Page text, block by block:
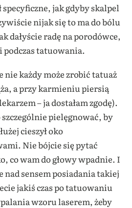
jak gdyby skalpel
nijak się to ma do bólu
dałyście radę na porodówce,
podczas tatuowania.
nie każdy może zrobić tatuaż
a przy karmieniu piersią
– ja dostałam zgodę).
szczególnie pielęgnować, by
cieszył oko
Nie bójcie się pytać
co wam do głowy wpadnie. I
nad sensem posiadania takiej
jakiś czas po tatuowaniu
wzoru laserem, żeby